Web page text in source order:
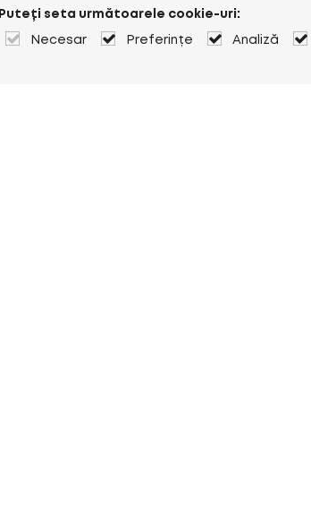
Puteți seta următoarele cookie-uri:
Necesar Preferințe Analiză